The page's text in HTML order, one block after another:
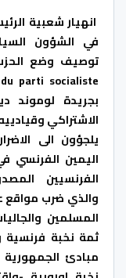
انهيار شعبية
توصيف وضع الحزب
الاشتراكي
يلجؤون الى
اليمين الفرنسي
الفرنسيين
والذي ضرب مواقع
المسلمين
ثمة نخبة فرنسية
مبادئ